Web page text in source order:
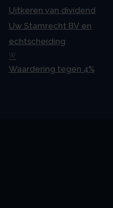
Uitkeren van dividend
Uw Stamrecht BV en
echtscheiding
W
Waardering tegen 4%